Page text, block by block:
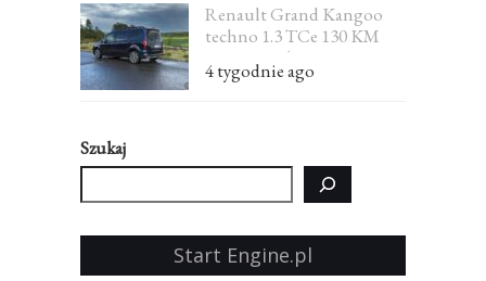
Renault Grand Kangoo
techno 1.3 TCe 130 KM
EDC 7-osobowe – test
4 tygodnie ago
Szukaj
Start Engine.pl